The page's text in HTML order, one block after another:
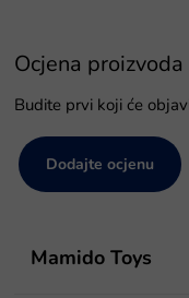
Ocjena proizvoda
Budite prvi koji će
Dodajte ocjenu
Mamido Toys